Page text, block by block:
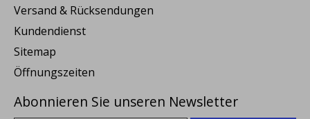
Versand & Rücksendungen
Kundendienst
Sitemap
Öffnungszeiten
Abonnieren Sie unseren Newsletter